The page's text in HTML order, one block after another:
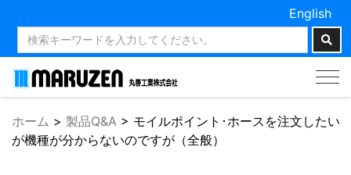
English
ホーム > 製品Q&A > モイルポイント･ホースを注文したい
が機種が分からないのですが（全般）